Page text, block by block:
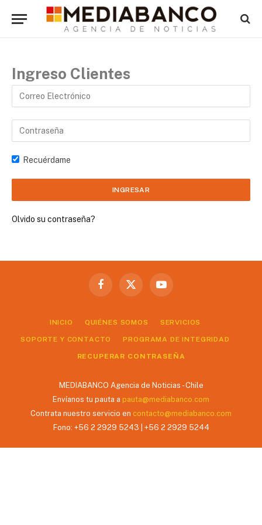
Ingreso Clientes
Recuérdame
Olvido su contraseña?
Facebook
X
YouTube
INICIO QUIÉNES SOMOS SERVICIOS
SOPORTE Y CONTACTO PROGRAMA DE INTEGRIDAD
RECUPERAR CONTRASEÑA
MEDIABANCO Agencia de Noticias - Chile
Envíanos tu pauta a pauta@mediabanco.com
Contrata nuestro servicio en contacto@mediabanco.com
Fono: +56 2 2929 5243 | +56 2 2929 5244